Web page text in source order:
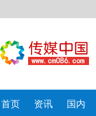
首页 资讯 国内